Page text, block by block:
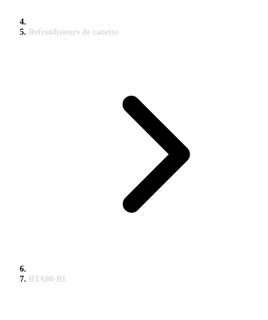
Refroidisseurs de canette
BTA80-B1